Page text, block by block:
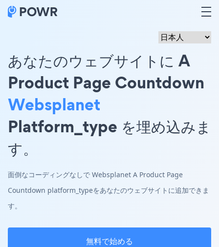
あなたのウェブサイトに A
Product Page Countdown
Websplanet
Platform_type を埋め込みま
す。
面倒なコーディングなしで Websplanet A Product Page
Countdown platform_typeをあなたのウェブサイトに追加できま
す。
無料で始める